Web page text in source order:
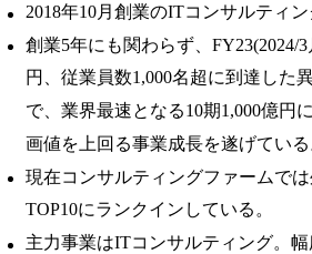
2018年10月創業のITコンサルティン
創業5年にも関わらず、FY23(2024/
円、従業員数1,000名超に到達した
で、業界最速となる10期1,000億円
画値を上回る事業成⻑を遂げている
現在コンサルティングファームで
TOP10にランクインしている。
主力事業はITコンサルティング。